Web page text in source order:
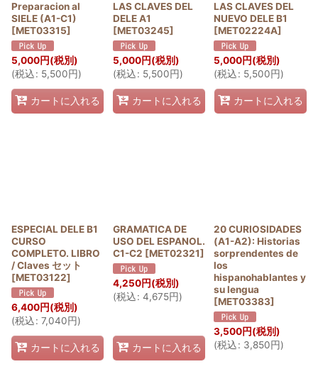
Preparacion al
SIELE (A1-C1)
[MET03315]
5,000円(税別)
(税込: 5,500円)
カートに入れる
LAS CLAVES DEL
DELE A1
[MET03245]
5,000円(税別)
(税込: 5,500円)
カートに入れる
LAS CLAVES DEL
NUEVO DELE B1
[MET02224A]
5,000円(税別)
(税込: 5,500円)
カートに入れる
ESPECIAL DELE B1
CURSO
COMPLETO. LIBRO
/ Claves セット
[MET03122]
6,400円(税別)
(税込: 7,040円)
カートに入れる
GRAMATICA DE
USO DEL ESPANOL.
C1-C2 [MET02321]
4,250円(税別)
(税込: 4,675円)
カートに入れる
20 CURIOSIDADES
(A1-A2): Historias
sorprendentes de
los
hispanohablantes y
su lengua
[MET03383]
3,500円(税別)
(税込: 3,850円)